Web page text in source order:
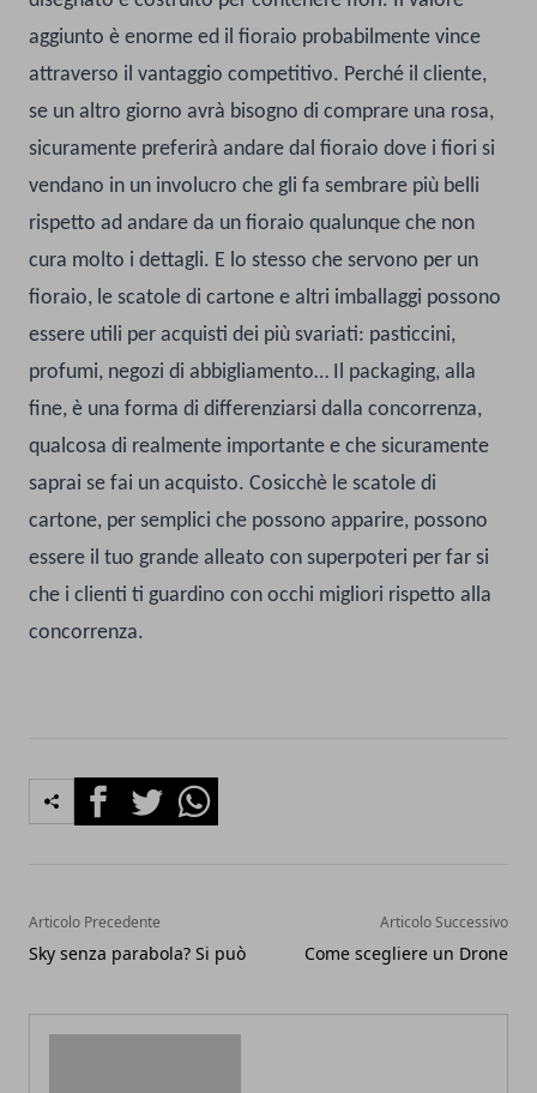
aggiunto è enorme ed il fioraio probabilmente vince
attraverso il vantaggio competitivo. Perché il cliente,
se un altro giorno avrà bisogno di comprare una rosa,
sicuramente preferirà andare dal fioraio dove i fiori si
vendano in un involucro che gli fa sembrare più belli
rispetto ad andare da un fioraio qualunque che non
cura molto i dettagli. E lo stesso che servono per un
fioraio, le scatole di cartone e altri imballaggi possono
essere utili per acquisti dei più svariati: pasticcini,
profumi, negozi di abbigliamento… Il packaging, alla
fine, è una forma di differenziarsi dalla concorrenza,
qualcosa di realmente importante e che sicuramente
saprai se fai un acquisto. Cosicchè le scatole di
cartone, per semplici che possono apparire, possono
essere il tuo grande alleato con superpoteri per far si
che i clienti ti guardino con occhi migliori rispetto alla
concorrenza.
FacebookTwitterWhatsapp
Articolo Precedente
Sky senza parabola? Si può
Articolo Successivo
Come scegliere un Drone